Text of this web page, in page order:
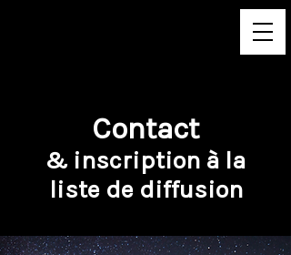
Contact
& inscription à la
liste de diffusion